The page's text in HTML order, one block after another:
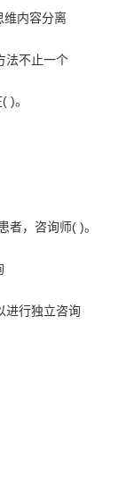
维内容分离
法不止一个
)。
者，咨询师( )。
进行独立咨询